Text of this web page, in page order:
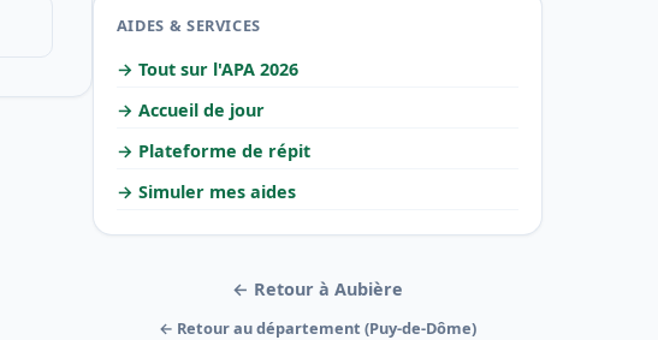
AIDES & SERVICES
→ Tout sur l'APA 2026
→ Accueil de jour
→ Plateforme de répit
→ Simuler mes aides
← Retour à Aubière
← Retour au département (Puy-de-Dôme)